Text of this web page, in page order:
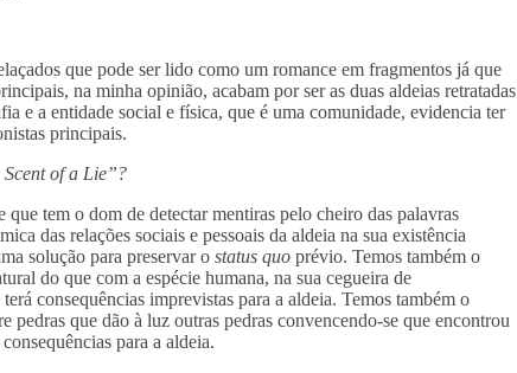
que pode ser lido como um romance em fragmentos já que
na minha opinião, acabam por ser as duas aldeias retratadas
e a entidade social e física, que é uma comunidade, evidencia ter
principais.
Scent of a Lie”?
tem o dom de detectar mentiras pelo cheiro das palavras
das relações sociais e pessoais da aldeia na sua existência
solução para preservar o status quo prévio. Temos também o
do que com a espécie humana, na sua cegueira de
consequências imprevistas para a aldeia. Temos também o
pedras que dão à luz outras pedras convencendo-se que encontrou
para a aldeia.